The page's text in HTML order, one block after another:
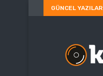
GÜNCEL YAZILAR